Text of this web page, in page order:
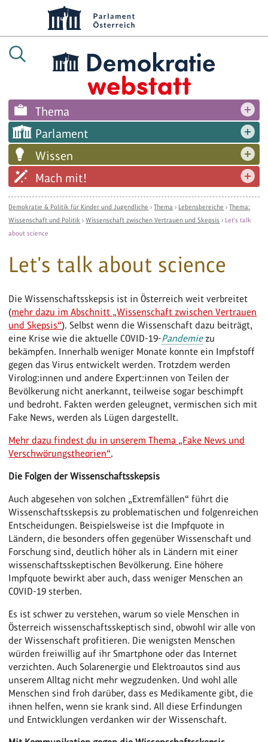
Thema
Parlament
Wissen
Mach mit!
Demokratie & Politik für Kinder und Jugendliche ›Thema › Lebensbereiche ›Thema:
Wissenschaft und Politik ›Wissenschaft zwischen Vertrauen und Skepsis › Let's talk
about science
Let's talk about science
Die Wissenschaftsskepsis ist in Österreich weit verbreitet
(mehr dazu im Abschnitt „Wissenschaft zwischen Vertrauen
und Skepsis“). Selbst wenn die Wissenschaft dazu beiträgt,
eine Krise wie die aktuelle COVID-19-Pandemiezu
bekämpfen. Innerhalb weniger Monate konnte ein Impfstoff
gegen das Virus entwickelt werden. Trotzdem werden
Virolog:innen und andere Expert:innen von Teilen der
Bevölkerung nicht anerkannt, teilweise sogar beschimpft
und bedroht. Fakten werden geleugnet, vermischen sich mit
Fake News, werden als Lügen dargestellt.
Mehr dazu findest du in unserem Thema „Fake News und
Verschwörungstheorien“.
Die Folgen der Wissenschaftsskepsis
Auch abgesehen von solchen „Extremfällen“ führt die
Wissenschaftsskepsis zu problematischen und folgenreichen
Entscheidungen. Beispielsweise ist die Impfquote in
Ländern, die besonders offen gegenüber Wissenschaft und
Forschung sind, deutlich höher als in Ländern mit einer
wissenschaftsskeptischen Bevölkerung. Eine höhere
Impfquote bewirkt aber auch, dass weniger Menschen an
COVID-19 sterben.
Es ist schwer zu verstehen, warum so viele Menschen in
Österreich wissenschaftsskeptisch sind, obwohl wir alle von
der Wissenschaft profitieren. Die wenigsten Menschen
würden freiwillig auf ihr Smartphone oder das Internet
verzichten. Auch Solarenergie und Elektroautos sind aus
unserem Alltag nicht mehr wegzudenken. Und wohl alle
Menschen sind froh darüber, dass es Medikamente gibt, die
ihnen helfen, wenn sie krank sind. All diese Erfindungen
und Entwicklungen verdanken wir der Wissenschaft.